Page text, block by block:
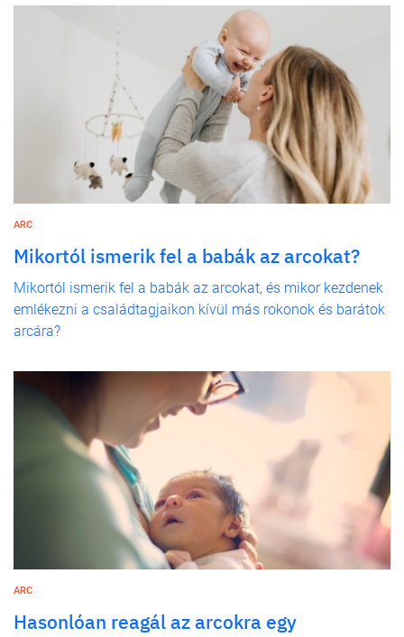
ARC
Mikortól ismerik fel a babák az arcokat?
Mikortól ismerik fel a babák az arcokat, és mikor kezdenek
emlékezni a családtagjaikon kívül más rokonok és barátok
arcára?
ARC
Hasonlóan reagál az arcokra egy